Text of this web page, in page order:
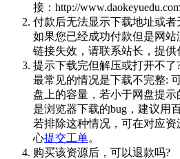
接：http://
付款后无法显示下载地址或者
如果您已经成功付款但是网
链接失效，请联系站长，提供
提示下载完但解压或打开不了
最常见的情况是下载不完整:
盘上的容量，若小于网盘提
是浏览器下载的bug，建议用
若排除这种情况，可在对应
心提交工单。
购买该资源后，可以退款吗?